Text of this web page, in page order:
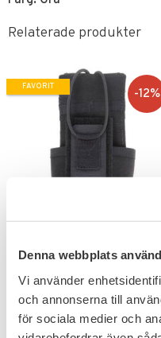
Denna webbplats
Vi använder
och annonserna till
för sociala medier och
Relaterade produkter
Lägg till i favoriter
Snigel Radioficka
Populär ficka för komradio.
351 KR
399 KR
12%
FAVORIT